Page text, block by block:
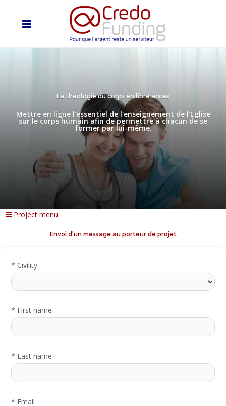
La théologie du corps en libre accès
Mettre en ligne l'essentiel de l'enseignement de l'Eglise
sur le corps humain afin de permettre à chacun de se
former par lui-même.
Project menu
Envoi d'un message au porteur de projet
* Civility
* First name
* Last name
* Email